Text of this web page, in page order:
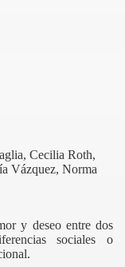
Cecilia Roth,
Vázquez, Norma
y deseo entre dos
sociales o